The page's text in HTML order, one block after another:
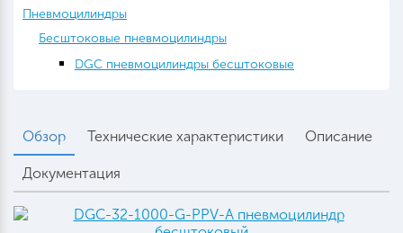
Пневмоцилиндры
Бесштоковые пневмоцилиндры
DGC пневмоцилиндры бесштоковые
Обзор Технические характеристики Описание
Документация